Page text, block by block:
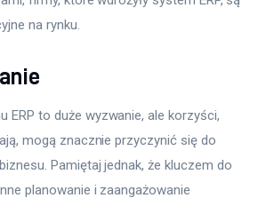
na rynku.
ERP to duże wyzwanie, ale korzyści,
mogą znacznie przyczynić się do
Pamiętaj jednak, że kluczem do
planowanie i zaangażowanie